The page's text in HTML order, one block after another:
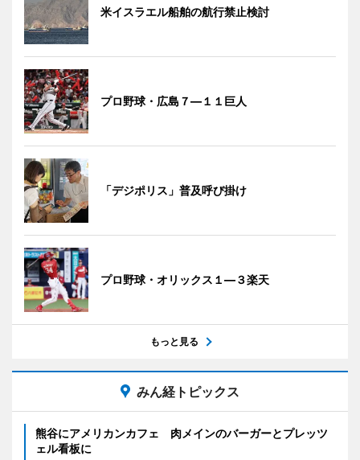
米イスラエル船舶の航行禁止検討
プロ野球・広島７―１１巨人
「デジポリス」普及呼び掛け
プロ野球・オリックス１―３楽天
もっと見る
みん経トピックス
熊谷にアメリカンカフェ 肉メインのバーガーとプレッツ
ェル看板に